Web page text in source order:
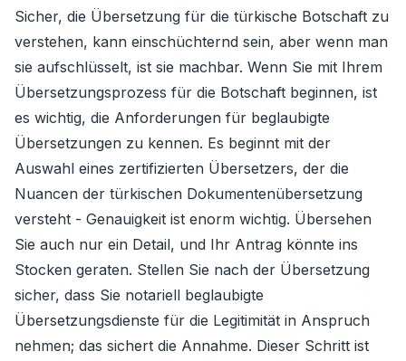
Sicher, die Übersetzung für die türkische Botschaft zu
verstehen, kann einschüchternd sein, aber wenn man
sie aufschlüsselt, ist sie machbar. Wenn Sie mit Ihrem
Übersetzungsprozess für die Botschaft beginnen, ist
es wichtig, die Anforderungen für beglaubigte
Übersetzungen zu kennen. Es beginnt mit der
Auswahl eines zertifizierten Übersetzers, der die
Nuancen der türkischen Dokumentenübersetzung
versteht - Genauigkeit ist enorm wichtig. Übersehen
Sie auch nur ein Detail, und Ihr Antrag könnte ins
Stocken geraten. Stellen Sie nach der Übersetzung
sicher, dass Sie notariell beglaubigte
Übersetzungsdienste für die Legitimität in Anspruch
nehmen; das sichert die Annahme. Dieser Schritt ist